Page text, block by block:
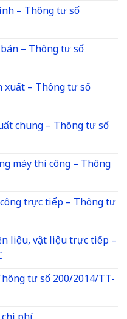
– Thông tư số
– Thông tư số
xuất – Thông tư số
chung – Thông tư số
máy thi công – Thông
trực tiếp – Thông tư
liệu, vật liệu trực tiếp –
tư số 200/2014/TT-